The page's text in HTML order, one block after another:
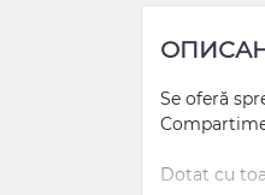
Se oferă
Dotat cu